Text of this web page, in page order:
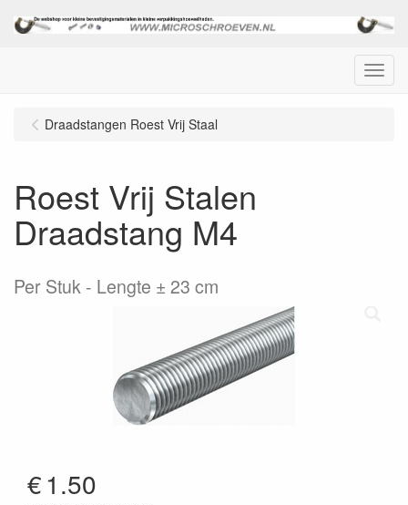
Menu
Draadstangen Roest Vrij Staal
Roest Vrij Stalen
Draadstang M4
Per Stuk Lengte ± 23 cm
€1.50